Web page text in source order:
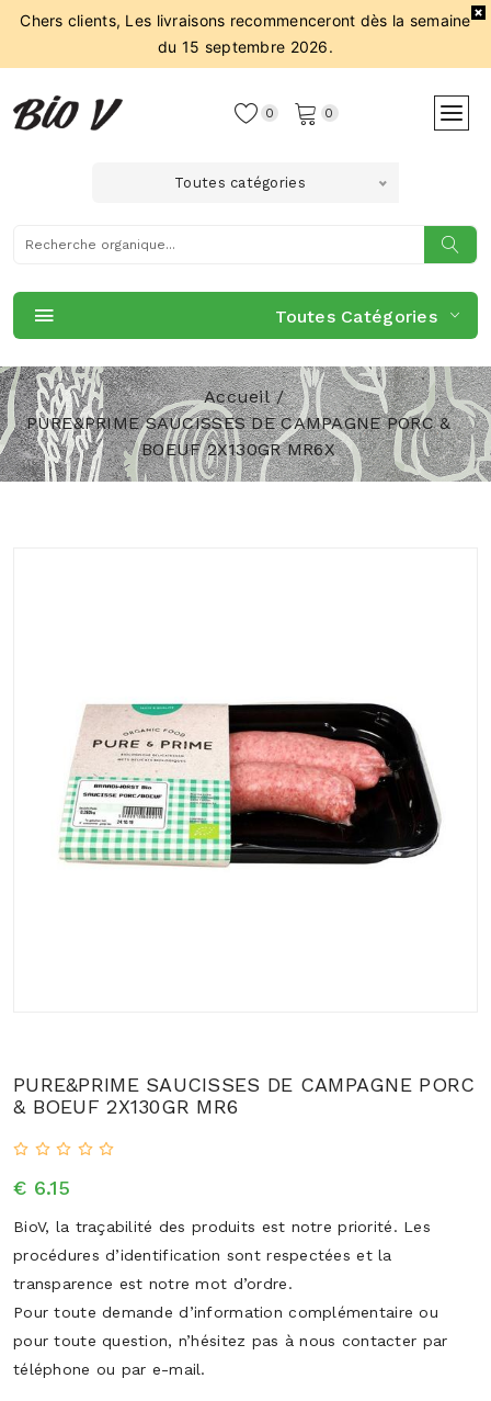
Chers clients, Les livraisons recommenceront dès la semaine
du 15 septembre 2026.
0 0
Toutes catégories
Toutes Catégories
Accueil
PURE&PRIME SAUCISSES DE CAMPAGNE PORC &
BOEUF 2X130GR MR6X
PURE&PRIME SAUCISSES DE CAMPAGNE PORC
& BOEUF 2X130GR MR6
€ 6.15
BioV, la traçabilité des produits est notre priorité. Les
procédures d’identification sont respectées et la
transparence est notre mot d’ordre.
Pour toute demande d’information complémentaire ou
pour toute question, n’hésitez pas à nous contacter par
téléphone ou par e-mail.